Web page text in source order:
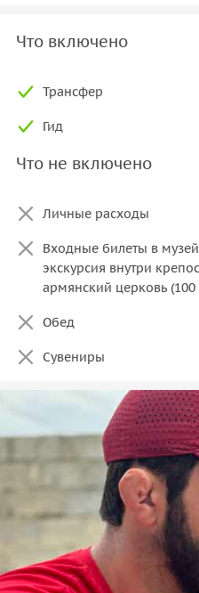
Что включено
Трансфер
Гид
Что не включено
Личные расходы
Входные билеты в
экскурсия внутри
армянский церковь (100
Обед
Сувениры